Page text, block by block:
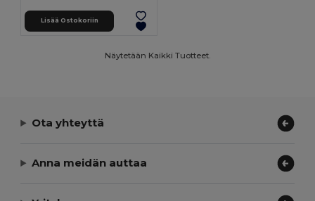
Lisää Ostokoriin
Näytetään Kaikki Tuotteet.
Ota yhteyttä
Anna meidän auttaa